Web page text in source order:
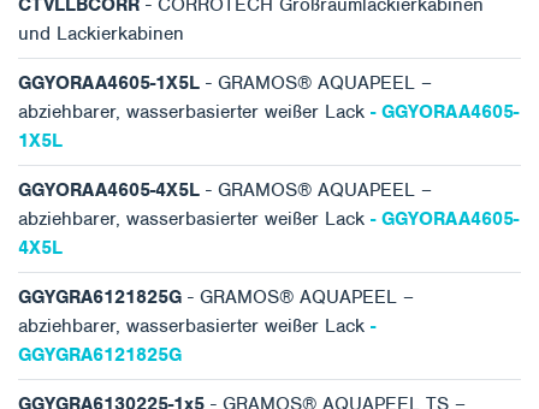
CTVLLBCORR - CORROTECH Großraumlackierkabinen
und Lackierkabinen
GGYORAA4605-1X5L - GRAMOS® AQUAPEEL –
abziehbarer, wasserbasierter weißer Lack - GGYORAA4605-
1X5L
GGYORAA4605-4X5L - GRAMOS® AQUAPEEL –
abziehbarer, wasserbasierter weißer Lack - GGYORAA4605-
4X5L
GGYGRA6121825G - GRAMOS® AQUAPEEL –
abziehbarer, wasserbasierter weißer Lack -
GGYGRA6121825G